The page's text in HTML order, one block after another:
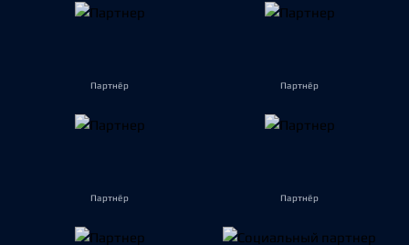
Партнёр Партнёр
Партнёр Партнёр